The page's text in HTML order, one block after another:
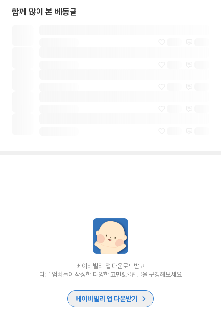
함께 많이 본 베동글
베이비빌리 앱 다운로드받고
다른 엄빠들이 작성한 다양한 고민&꿀팁글을 구경해보세요
베이비빌리 앱 다운받기